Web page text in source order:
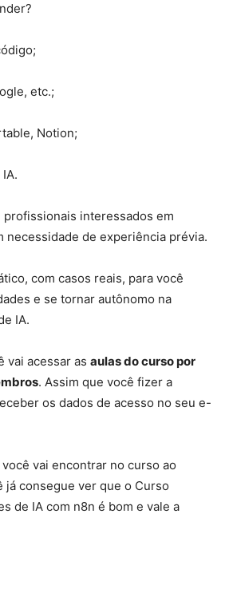
etc.;
Notion;
profissionais interessados em
necessidade de experiência prévia.
com casos reais, para você
e se tornar autônomo na
IA.
vai acessar as aulas do curso por
. Assim que você fizer a
os dados de acesso no seu e-
vai encontrar no curso ao
já consegue ver que o Curso
de IA com n8n é bom e vale a